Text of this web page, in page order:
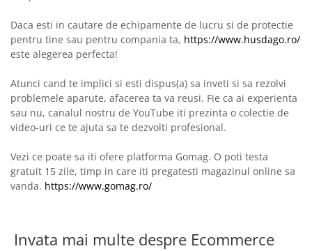
Daca esti in cautare de echipamente de lucru si de protectie
pentru tine sau pentru compania ta, https://www.husdago.ro/
este alegerea perfecta!
Atunci cand te implici si esti dispus(a) sa inveti si sa rezolvi
problemele aparute, afacerea ta va reusi. Fie ca ai experienta
sau nu, canalul nostru de YouTube iti prezinta o colectie de
video-uri ce te ajuta sa te dezvolti profesional.
Vezi ce poate sa iti ofere platforma Gomag. O poti testa
gratuit 15 zile, timp in care iti pregatesti magazinul online sa
vanda. https://www.gomag.ro/
Invata mai multe despre Ecommerce